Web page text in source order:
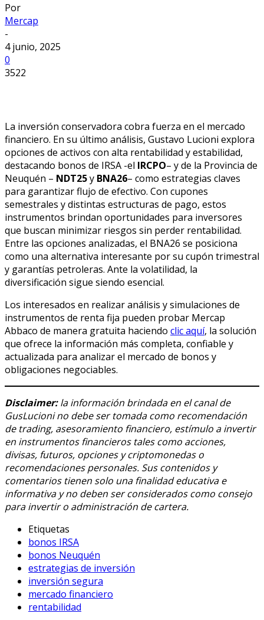
Por
Mercap
-
4 junio, 2025
0
3522
La inversión conservadora cobra fuerza en el mercado
financiero. En su último análisis, Gustavo Lucioni explora
opciones de activos con alta rentabilidad y estabilidad,
destacando bonos de IRSA -el IRCPO– y de la Provincia de
Neuquén – NDT25y BNA26– como estrategias claves
para garantizar flujo de efectivo. Con cupones
semestrales y distintas estructuras de pago, estos
instrumentos brindan oportunidades para inversores
que buscan minimizar riesgos sin perder rentabilidad.
Entre las opciones analizadas, el BNA26 se posiciona
como una alternativa interesante por su cupón trimestral
y garantías petroleras. Ante la volatilidad, la
diversificación sigue siendo esencial.
Los interesados en realizar análisis y simulaciones de
instrumentos de renta fija pueden probar Mercap
Abbaco de manera gratuita haciendo clic aquí, la solución
que ofrece la información más completa, confiable y
actualizada para analizar el mercado de bonos y
obligaciones negociables.
Disclaimer:la información brindada en el canal de
GusLucioni no debe ser tomada como recomendación
de trading, asesoramiento financiero, estímulo a invertir
en instrumentos financieros tales como acciones,
divisas, futuros, opciones y criptomonedas o
recomendaciones personales. Sus contenidos y
comentarios tienen solo una finalidad educativa e
informativa y no deben ser considerados como consejo
para invertir o administración de cartera.
Etiquetas
bonos IRSA
bonos Neuquén
estrategias de inversión
inversión segura
mercado financiero
rentabilidad